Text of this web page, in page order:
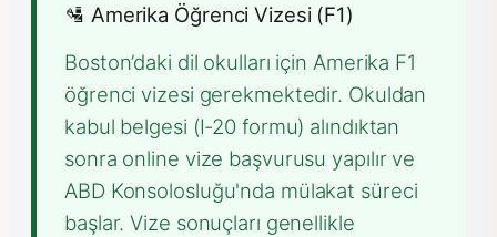
🛂 Amerika Öğrenci Vizesi (F1)
Boston’daki dil okulları için Amerika F1
öğrenci vizesi gerekmektedir. Okuldan
kabul belgesi (I-20 formu) alındıktan
sonra online vize başvurusu yapılır ve
ABD Konsolosluğu'nda mülakat süreci
başlar. Vize sonuçları genellikle